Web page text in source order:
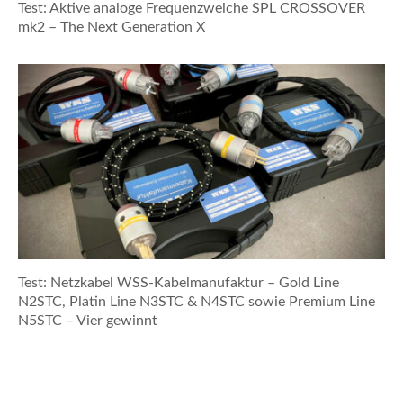
Test: Aktive analoge Frequenzweiche SPL CROSSOVER
mk2 – The Next Generation X
Test: Netzkabel WSS-Kabelmanufaktur – Gold Line
N2STC, Platin Line N3STC & N4STC sowie Premium Line
N5STC – Vier gewinnt